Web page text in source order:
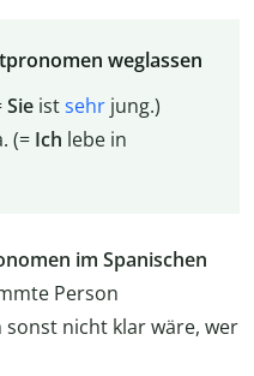
weglassen
Sie istsehrjung.)
(= Ich lebe in
im Spanischen
Person
nicht klar wäre, wer